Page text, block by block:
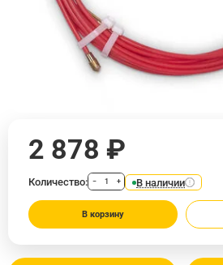
2 878 ₽
Количество: − + В наличии
В корзину